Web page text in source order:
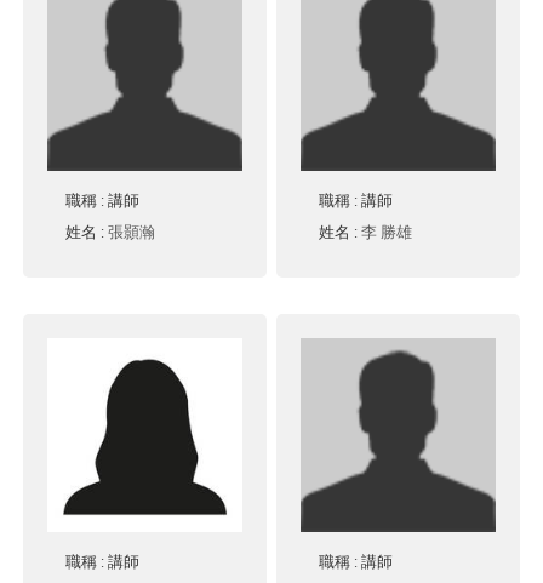
職稱 : 講師
姓名 :張顥瀚
職稱 : 講師
姓名 :李 勝雄
職稱 : 講師
職稱 : 講師